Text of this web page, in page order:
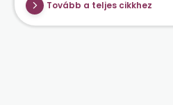
Tovább a teljes cikkhez